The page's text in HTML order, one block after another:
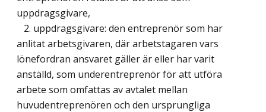
uppdragsgivare,
2. uppdragsgivare: den entreprenör som har
anlitat arbetsgivaren, där arbetstagaren vars
lönefordran ansvaret gäller är eller har varit
anställd, som underentreprenör för att utföra
arbete som omfattas av avtalet mellan
huvudentreprenören och den ursprungliga